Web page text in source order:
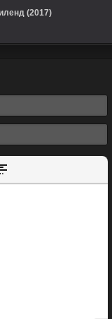
(2017)
цитатыспойлера